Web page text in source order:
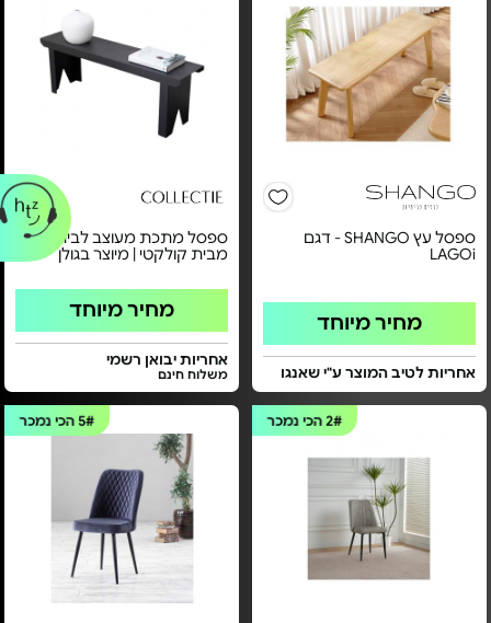
ספסל עץ SHANGO - דגם
LAGOi
מחיר מיוחד
אחריות לטיב המוצר ע"י שאנגו
ספסל מתכת מעוצב לבית -
מבית קולקטי | מיוצר בגולן
מחיר מיוחד
אחריות יבואן רשמי
משלוח חינם
2#הכי נמכר 5#הכי נמכר